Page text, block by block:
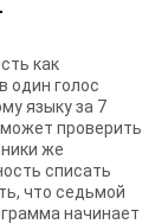
как
один голос
языку за 7
проверить
же
списать
что седьмой
начинает